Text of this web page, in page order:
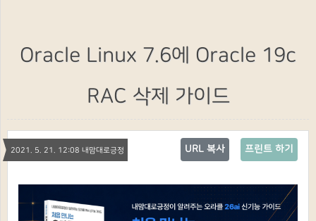
Oracle Linux 7.6에 Oracle 19c
RAC 삭제 가이드
2021. 5. 21. 12:08 내맘대로긍정 프린트 하기
URL 복사